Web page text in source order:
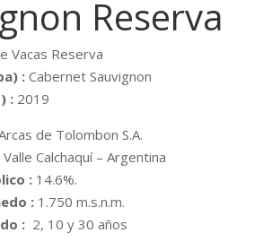
Reserva
Vacas Reserva
:Cabernet Sauvignon
: 2019
de Tolombon S.A.
Valle Calchaquí – Argentina
: 14.6%.
: 1.750 m.s.n.m.
: 2, 10 y 30 años